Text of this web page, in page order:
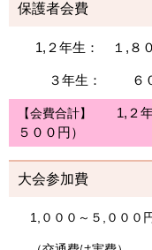
保護者会費
1,２年生： １,８
３年生： ６０
【会費合計】 1,２
５００円）
大会参加費
1,０００～５,０００